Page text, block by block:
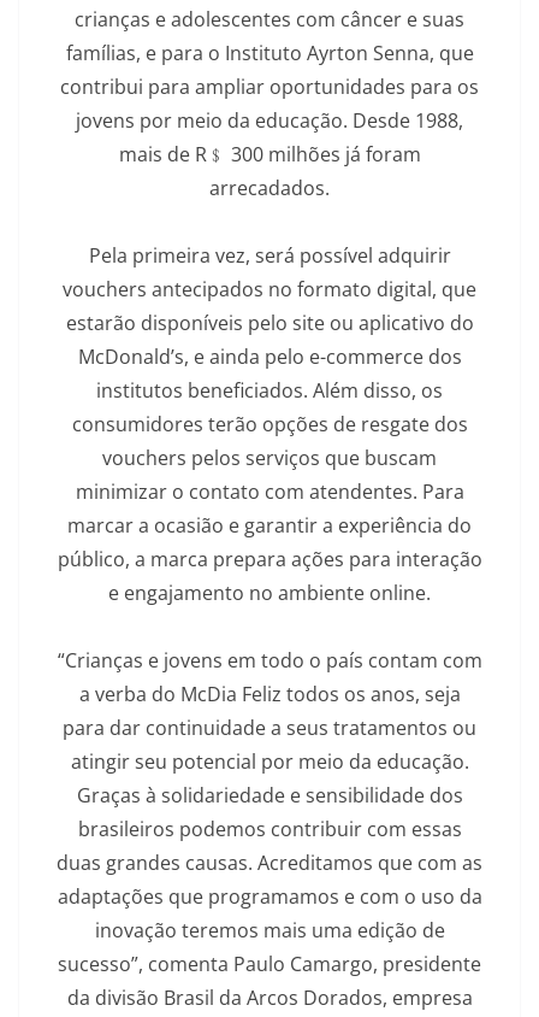
crianças e adolescentes com câncer e suas
famílias, e para o Instituto Ayrton Senna, que
contribui para ampliar oportunidades para os
jovens por meio da educação. Desde 1988,
mais de R﹩ 300 milhões já foram
arrecadados.
Pela primeira vez, será possível adquirir
vouchers antecipados no formato digital, que
estarão disponíveis pelo site ou aplicativo do
McDonald’s, e ainda pelo e-commerce dos
institutos beneficiados. Além disso, os
consumidores terão opções de resgate dos
vouchers pelos serviços que buscam
minimizar o contato com atendentes. Para
marcar a ocasião e garantir a experiência do
público, a marca prepara ações para interação
e engajamento no ambiente online.
“Crianças e jovens em todo o país contam com
a verba do McDia Feliz todos os anos, seja
para dar continuidade a seus tratamentos ou
atingir seu potencial por meio da educação.
Graças à solidariedade e sensibilidade dos
brasileiros podemos contribuir com essas
duas grandes causas. Acreditamos que com as
adaptações que programamos e com o uso da
inovação teremos mais uma edição de
sucesso”, comenta Paulo Camargo, presidente
da divisão Brasil da Arcos Dorados, empresa